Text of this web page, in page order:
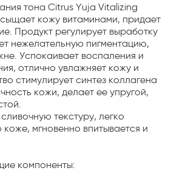
тона Citrus Yuja Vitalizing
кожу витаминами, придает
Продукт регулирует выработку
нежелательную пигментацию,
Успокаивает воспаления и
отлично увлажняет кожу и
стимулирует синтез коллагена
кожи, делает ее упругой,
текстуру, легко
мгновенно впитывается и
компоненты: